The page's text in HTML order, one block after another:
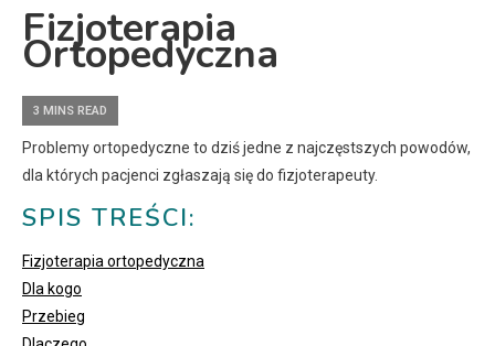
Fizjoterapia
Ortopedyczna
3 MINS READ
Problemy ortopedyczne to dziś jedne z najczęstszych powodów,
dla których pacjenci zgłaszają się do fizjoterapeuty.
SPIS TREŚCI:
Fizjoterapia ortopedyczna
Dla kogo
Przebieg